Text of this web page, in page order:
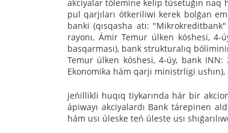
akciyalar tólemine kelip túsetuǵın naq
pul qarjıları ótkeriliwi kerek bolǵan
banki (qısqasha atı:
rayonı, Ámir Temur úlken kóshesi, 4-
basqarması), bank strukturalıq
Temur úlken kóshesi, 4-úy, bank INN:
Ekonomika hám qarjı ministrligi ushın),
jeńillikli huqıq tiykarında hár bir
ápiwayı akciyalardı Bank tárepinen
hám usı úleske teń úleste usı